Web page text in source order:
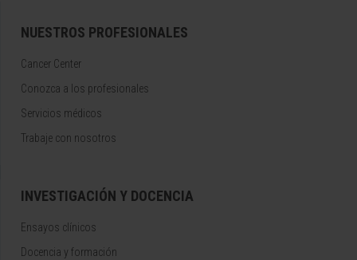
NUESTROS PROFESIONALES
Cancer Center
Conozca a los profesionales
Servicios médicos
Trabaje con nosotros
INVESTIGACIÓN Y DOCENCIA
Ensayos clínicos
Docencia y formación